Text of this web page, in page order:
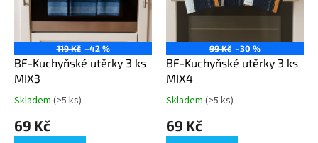
119 Kč –42 %
BF-Kuchyňské utěrky 3 ks
MIX3
Průměrné
produktu
Skladem (>5 ks)
69 Kč
99 Kč –30 %
BF-Kuchyňské utěrky 3 ks
MIX4
Průměrné
produktu
Skladem (>5 ks)
69 Kč